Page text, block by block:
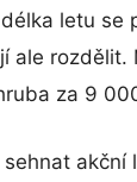
letu se
ale rozdělit.
za 9
akční